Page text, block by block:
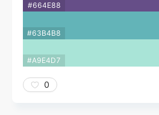
#664E88
#63B4B8
#A9E4D7
0